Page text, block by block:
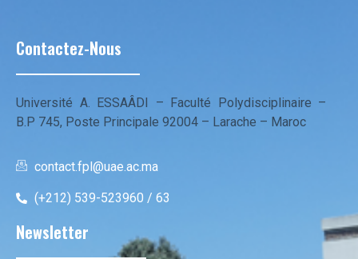
Contactez-Nous
Université A. ESSAÂDI – Faculté Polydisciplinaire –
B.P 745, Poste Principale 92004 – Larache – Maroc
contact.fpl@uae.ac.ma
(+212) 539-523960 / 63
Newsletter